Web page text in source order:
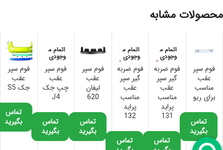
محصولات مشابه
فوم سپر
عقب
مناسب
برای ریو
تماس
بگیرید
اتمام م
وجودی
فوم ضربه
گیر سپر
عقب
مناسب
پراید
131
تماس
اتمام م
وجودی
فوم ضربه
گیر سپر
عقب
مناسب
پراید
132
تماس
فوم سپر
عقب
لیفان
620
تماس
بگیرید
اتمام م
وجودی
فوم سپر
عقب
چپ جک
J4
تماس
بگیرید
فوم سپر
عقب
جک S5
تماس
بگیرید